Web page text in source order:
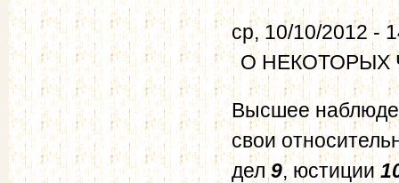
ср, 10/10/2012 -
О НЕКОТОРЫХ
Высшее
свои
дел9, юстиции